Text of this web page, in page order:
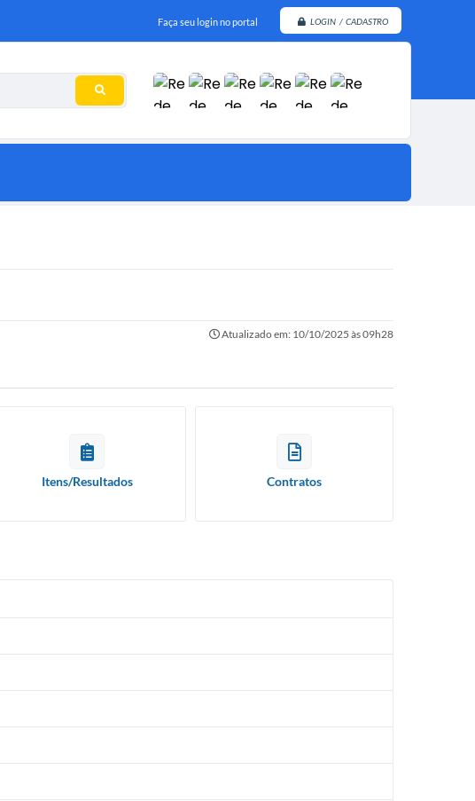
Faça seu login no portal LOGIN / CADASTRO
Atualizado em: 10/10/2025 às 09h28
Itens/Resultados Contratos